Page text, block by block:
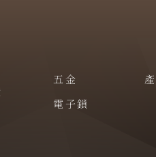
五金
電子鎖